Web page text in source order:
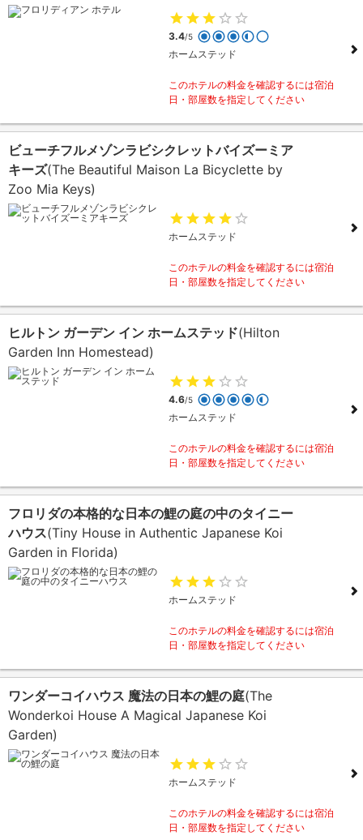
3.4/5
ホームステッド
このホテルの料金を確認するには宿泊
日・部屋数を指定してください
ビューチフルメゾンラビシクレットバイズーミア
キーズ(The Beautiful Maison La Bicyclette by
Zoo Mia Keys)
ホームステッド
このホテルの料金を確認するには宿泊
日・部屋数を指定してください
ヒルトン ガーデン イン ホームステッド(Hilton
Garden Inn Homestead)
4.6/5
ホームステッド
このホテルの料金を確認するには宿泊
日・部屋数を指定してください
フロリダの本格的な日本の鯉の庭の中のタイニー
ハウス(Tiny House in Authentic Japanese Koi
Garden in Florida)
ホームステッド
このホテルの料金を確認するには宿泊
日・部屋数を指定してください
ワンダーコイハウス 魔法の日本の鯉の庭(The
Wonderkoi House A Magical Japanese Koi
Garden)
ホームステッド
このホテルの料金を確認するには宿泊
日・部屋数を指定してください